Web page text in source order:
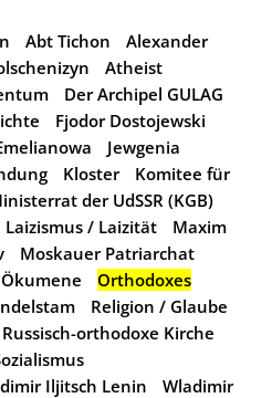
Abt Tichon
Alexander
Atheist
Der Archipel GULAG
Fjodor Dostojewski
Jewgenia
Kloster
Komitee für
der UdSSR (KGB)
Laizismus / Laizität
Maxim
Moskauer Patriarchat
Ökumene
Orthodoxes
Religion / Glaube
Russisch-orthodoxe Kirche
Iljitsch Lenin
Wladimir